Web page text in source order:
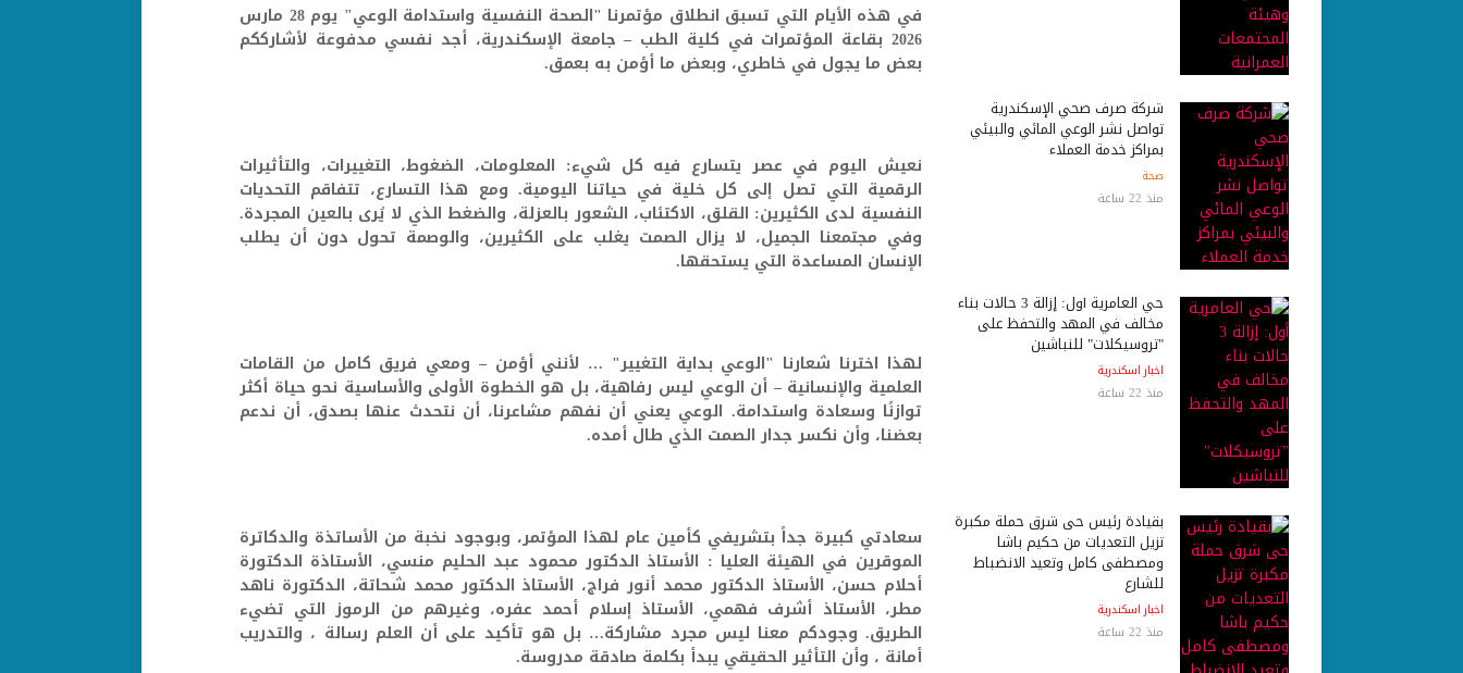
في هذه الأيام التي تسبق انطلاق مؤتمرنا "الصحة النفسية واستدامة الوعي" يوم 28 مارس
2026 بقاعة المؤتمرات في كلية الطب – جامعة الإسكندرية، أجد نفسي مدفوعة لأشارككم
بعض ما يجول في خاطري، وبعض ما أؤمن به بعمق.
نعيش اليوم في عصر يتسارع فيه كل شيء: المعلومات، الضغوط، التغييرات، والتأثيرات
الرقمية التي تصل إلى كل خلية في حياتنا اليومية. ومع هذا التسارع، تتفاقم التحديات
النفسية لدى الكثيرين: القلق، الاكتئاب، الشعور بالعزلة، والضغط الذي لا يُرى بالعين المجردة.
وفي مجتمعنا الجميل، لا يزال الصمت يغلب على الكثيرين، والوصمة تحول دون أن يطلب
الإنسان المساعدة التي يستحقها.
لهذا اخترنا شعارنا "الوعي بداية التغيير" … لأنني أؤمن – ومعي فريق كامل من القامات
العلمية والإنسانية – أن الوعي ليس رفاهية، بل هو الخطوة الأولى والأساسية نحو حياة أكثر
توازنًا وسعادة واستدامة. الوعي يعني أن نفهم مشاعرنا، أن نتحدث عنها بصدق، أن ندعم
بعضنا، وأن نكسر جدار الصمت الذي طال أمده.
سعادتي كبيرة جداً بتشريفي كأمين عام لهذا المؤتمر، وبوجود نخبة من الأساتذة والدكاترة
الموقرين في الهيئة العليا : الأستاذ الدكتور محمود عبد الحليم منسي، الأستاذة الدكتورة
أحلام حسن، الأستاذ الدكتور محمد أنور فراج، الأستاذ الدكتور محمد شحاتة، الدكتورة ناهد
مطر، الأستاذ أشرف فهمي، الأستاذ إسلام أحمد عفره، وغيرهم من الرموز التي تضيء
الطريق. وجودكم معنا ليس مجرد مشاركة… بل هو تأكيد على أن العلم رسالة ، والتدريب
أمانة ، وأن التأثير الحقيقي يبدأ بكلمة صادقة مدروسة.
شركة صرف صحي الإسكندرية
تواصل نشر الوعي المائي والبيئي
بمراكز خدمة العملاء
صحة
منذ 22 ساعة
حي العامرية أول: إزالة 3 حالات بناء
مخالف في المهد والتحفظ على
"تروسيكلات" للنباشين
اخبار اسكندرية
منذ 22 ساعة
بقيادة رئيس حى شرق حملة مكبرة
تزيل التعديات من حكيم باشا
ومصطفى كامل وتعيد الانضباط
للشارع
اخبار اسكندرية
منذ 22 ساعة